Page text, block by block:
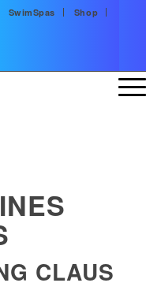
SwimSpas
Shop
CLAUS